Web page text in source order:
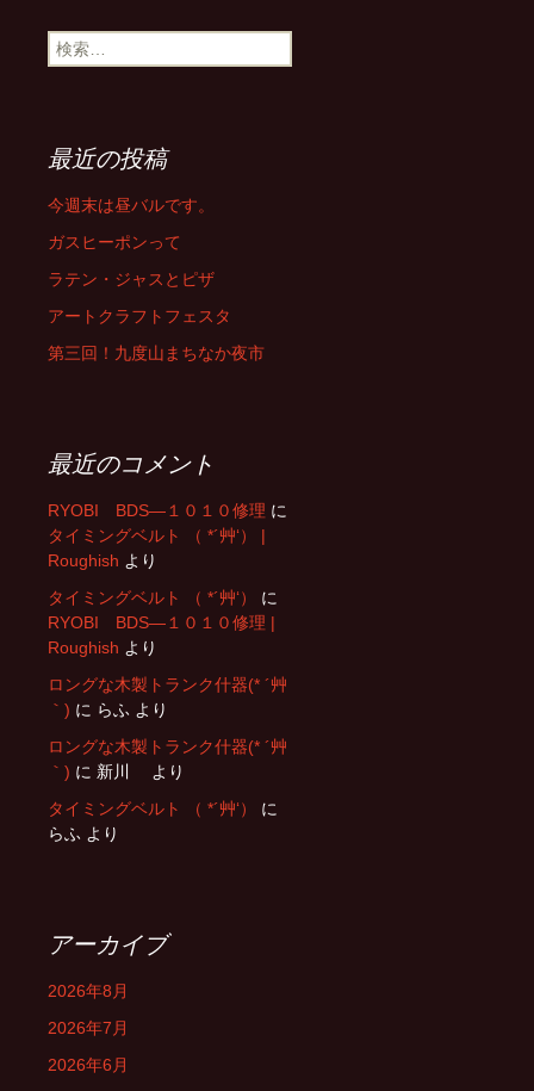
ナ
ゲ
ー
シ
ン
検
索:
最近の投稿
今週末は昼バルです。
ガスヒーポンって
ラテン・ジャスとピザ
アートクラフトフェスタ
第三回！九度山まちなか夜市
最近のコメント
RYOBI BDS―１０１０修理 に
タイミングベルト （ *´艸‘） |
Roughish より
タイミングベルト （ *´艸‘）
に
RYOBI BDS―１０１０修理 |
Roughish より
ロングな木製トランク什器(* ´艸
｀) に らふ より
ロングな木製トランク什器(* ´艸
｀) に 新川
より
タイミングベルト （ *´艸‘）
に
らふ より
アーカイブ
2026年8月
2026年7月
2026年6月